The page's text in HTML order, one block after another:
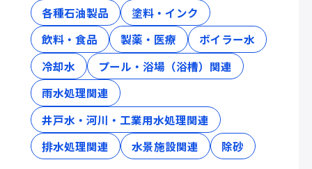
各種石油製品
塗料・インク
飲料・食品
製薬・医療
ボイラー水
冷却水
プール・浴場（浴槽）関連
雨水処理関連
井戸水・河川・工業用水処理関連
排水処理関連
水景施設関連 除砂